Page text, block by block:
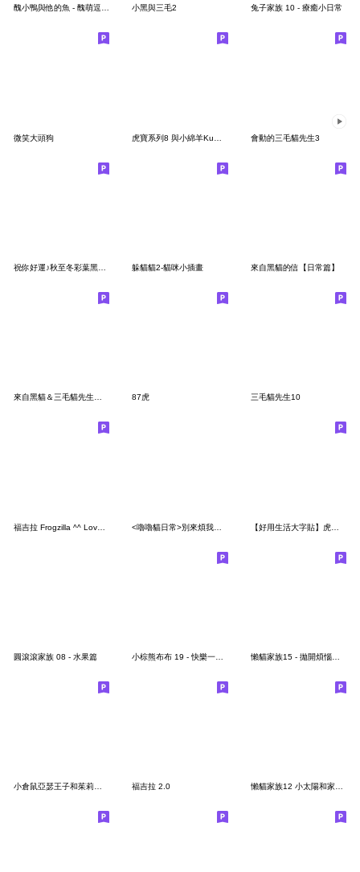
醜小鴨與他的魚 - 醜萌逗趣篇 小黑與三毛2 兔子家族 10 - 療癒小日常
微笑大頭狗 會動的三毛貓先生3
躲貓貓2-貓咪小插畫 來自黑貓的信【日常篇】
來自黑貓＆三毛貓先生的信 87虎 三毛貓先生10
【好用生活大字貼】虎小吉！沒錢了不想幹！
圓滾滾家族 08 - 水果篇 懶貓家族15 - 拋開煩惱大鬧世界名畫
小倉鼠亞瑟王子和茱莉亞公主25-全年實用篇 福吉拉 2.0 懶貓家族12 小太陽和家人-甜蜜草莓篇